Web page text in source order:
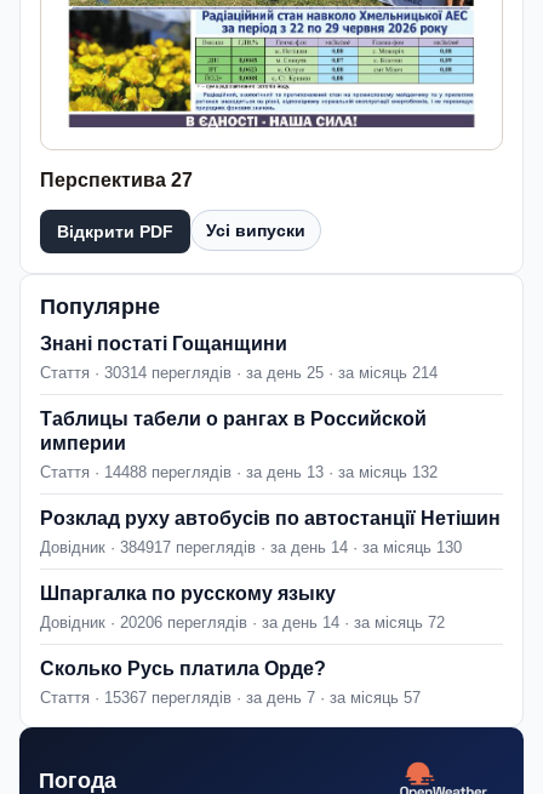
Перспектива 27
Відкрити PDF Усі випуски
Популярне
Знані постаті Гощанщини
Стаття · 30314 переглядів · за день 25 · за місяць 214
Таблицы табели о рангах в Российской
империи
Стаття · 14488 переглядів · за день 13 · за місяць 132
Розклад руху автобусів по автостанції Нетішин
Довідник · 384917 переглядів · за день 14 · за місяць 130
Шпаргалка по русскому языку
Довідник · 20206 переглядів · за день 14 · за місяць 72
Сколько Русь платила Орде?
Стаття · 15367 переглядів · за день 7 · за місяць 57
Погода